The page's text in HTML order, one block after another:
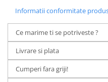
Informatii conformitate
Ce marime ti se potriveste ?
Livrare si plata
Cumperi fara griji!